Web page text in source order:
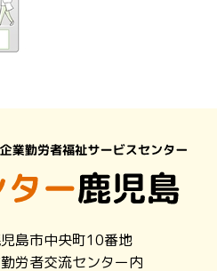
島市中央町10番地
労者交流センター内